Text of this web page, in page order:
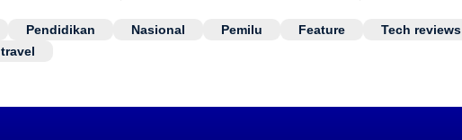
Pendidikan Nasional Pemilu Feature Tech reviews
travel